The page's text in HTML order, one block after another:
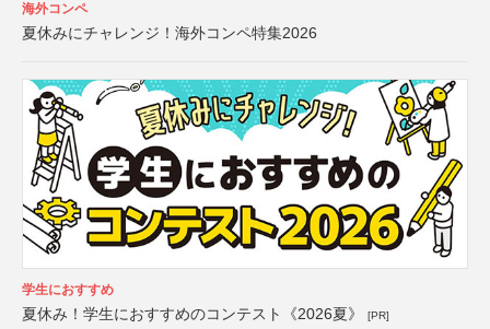
海外コンペ
夏休みにチャレンジ！海外コンペ特集2026
学生におすすめ
夏休み！学生におすすめのコンテスト《2026夏》 [PR]